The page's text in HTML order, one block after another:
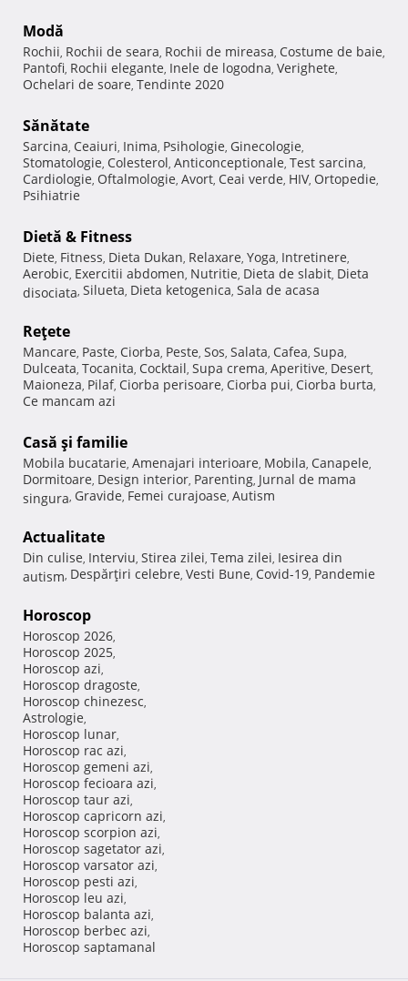
Modă
Rochii, Rochii de seara, Rochii de mireasa, Costume de baie,
Pantofi, Rochii elegante, Inele de logodna, Verighete,
Ochelari de soare, Tendinte 2020
Sănătate
Sarcina, Ceaiuri, Inima, Psihologie, Ginecologie,
Stomatologie, Colesterol, Anticonceptionale, Test sarcina,
Cardiologie, Oftalmologie, Avort, Ceai verde, HIV, Ortopedie,
Psihiatrie
Dietă & Fitness
Diete, Fitness, Dieta Dukan, Relaxare, Yoga, Intretinere,
Aerobic, Exercitii abdomen, Nutritie, Dieta de slabit, Dieta
disociata, Silueta, Dieta ketogenica, Sala de acasa
Reţete
Mancare, Paste, Ciorba, Peste, Sos, Salata, Cafea, Supa,
Dulceata, Tocanita, Cocktail, Supa crema, Aperitive, Desert,
Maioneza, Pilaf, Ciorba perisoare, Ciorba pui, Ciorba burta,
Ce mancam azi
Casă şi familie
Mobila bucatarie, Amenajari interioare, Mobila, Canapele,
Dormitoare, Design interior, Parenting, Jurnal de mama
singura, Gravide, Femei curajoase, Autism
Actualitate
Din culise, Interviu, Stirea zilei, Tema zilei, Iesirea din
autism, Despărţiri celebre, Vesti Bune, Covid-19, Pandemie
Horoscop
Horoscop 2026,
Horoscop 2025,
Horoscop azi,
Horoscop dragoste,
Horoscop chinezesc,
Astrologie,
Horoscop lunar,
Horoscop rac azi,
Horoscop gemeni azi,
Horoscop fecioara azi,
Horoscop taur azi,
Horoscop capricorn azi,
Horoscop scorpion azi,
Horoscop sagetator azi,
Horoscop varsator azi,
Horoscop pesti azi,
Horoscop leu azi,
Horoscop balanta azi,
Horoscop berbec azi,
Horoscop saptamanal